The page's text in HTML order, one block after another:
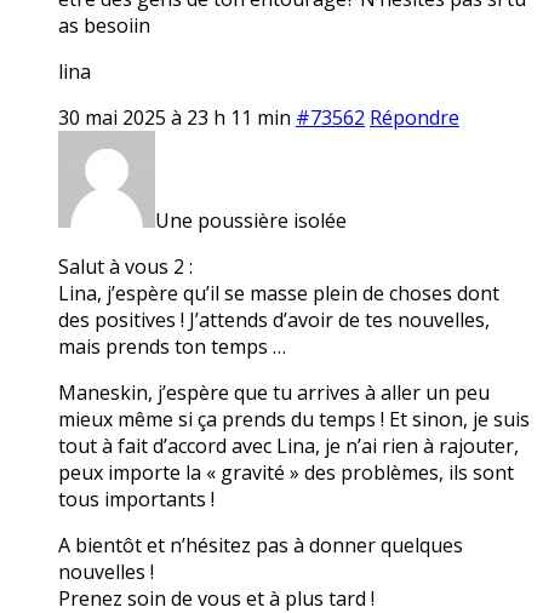
as besoiin
lina
30 mai 2025 à 23 h 11 min #73562 Répondre
Une poussière isolée
Salut à vous 2 :
Lina, j’espère qu’il se masse plein de choses dont
des positives ! J’attends d’avoir de tes nouvelles,
mais prends ton temps …
Maneskin, j’espère que tu arrives à aller un peu
mieux même si ça prends du temps ! Et sinon, je suis
tout à fait d’accord avec Lina, je n’ai rien à rajouter,
peux importe la « gravité » des problèmes, ils sont
tous importants !
A bientôt et n’hésitez pas à donner quelques
nouvelles !
Prenez soin de vous et à plus tard !